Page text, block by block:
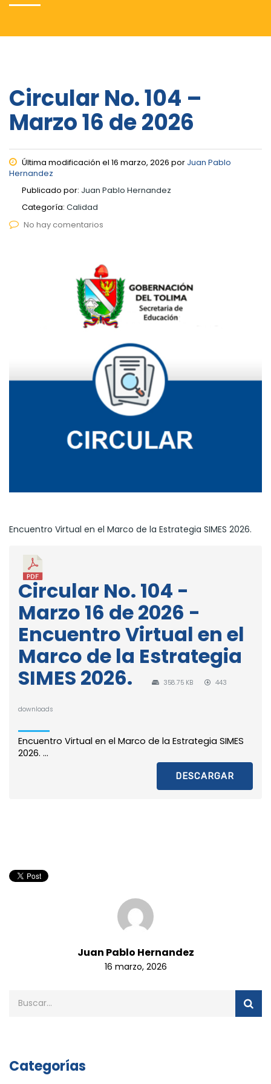
Circular No. 104 –
Marzo 16 de 2026
Última modificación el 16 marzo, 2026 por Juan Pablo
Hernandez
Publicado por: Juan Pablo Hernandez
Categoría: Calidad
No hay comentarios
Encuentro Virtual en el Marco de la Estrategia SIMES 2026.
Circular No. 104 -
Marzo 16 de 2026 -
Encuentro Virtual en el
Marco de la Estrategia
SIMES 2026.
358.75 KB 443
downloads
Encuentro Virtual en el Marco de la Estrategia SIMES
2026. ...
DESCARGAR
Juan Pablo Hernandez
16 marzo, 2026
Categorías